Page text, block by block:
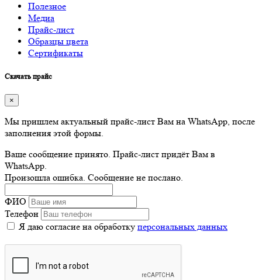
Полезное
Медиа
Прайс-лист
Образцы цвета
Сертификаты
Скачать прайс
×
Мы пришлем актуальный прайс-лист Вам на WhatsApp, после
заполнения этой формы.
Ваше сообщение принято. Прайс-лист придёт Вам в
WhatsApp.
Произошла ошибка. Сообщение не послано.
ФИО
Телефон
Я даю согласие на обработку персональных данных